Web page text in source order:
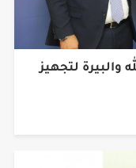
والبيرة لتجهيز